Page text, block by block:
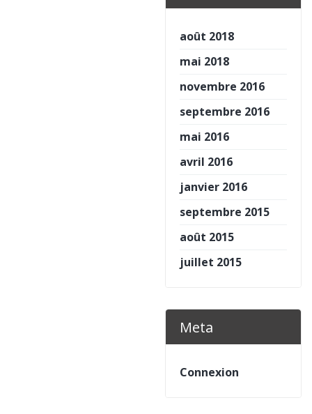
août 2018
mai 2018
novembre 2016
septembre 2016
mai 2016
avril 2016
janvier 2016
septembre 2015
août 2015
juillet 2015
Meta
Connexion